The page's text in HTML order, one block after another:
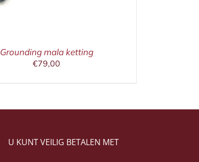
Grounding mala ketting
€79,00
U KUNT VEILIG BETALEN MET